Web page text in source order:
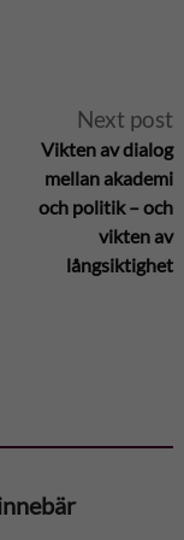
Next post
Vikten av dialog
mellan akademi
och politik – och
vikten av
långsiktighet